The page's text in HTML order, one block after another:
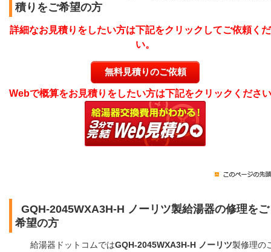
積りをご希望の方
詳細なお見積りをしたい方は下記をクリックしてご依頼く
い。
無料見積りのご依頼
Webで概算をお見積りをしたい方は下記をクリックくださ
GQH-2045WXA3H-H ノーリツ製給湯器の修理をご
希望の方
給湯器ドットコムではGQH-2045WXA3H-H ノーリツ製修理の